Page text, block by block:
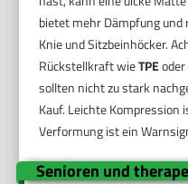
bietet mehr Dämpfung
Knie und Sitzbeinhöcker.
Rückstellkraft wieTPE
sollten nicht zu stark
Kauf. Leichte
Verformung ist ein
Senioren und